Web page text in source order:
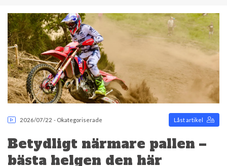
2026/07/22 - Okategoriserade Låst artikel
Betydligt närmare pallen –
bästa helgen den här